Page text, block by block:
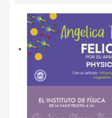
Sociedad Mexicana de Física
PROMEP